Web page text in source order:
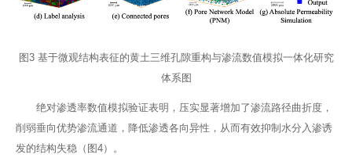
图3 基于微观结构表征的黄土三维孔隙重构与渗流数值模拟一体化研究
体系图
绝对渗透率数值模拟验证表明，压实显著增加了渗流路径曲折度，
削弱垂向优势渗流通道，降低渗透各向异性，从而有效抑制水分入渗诱
发的结构失稳（图4）。